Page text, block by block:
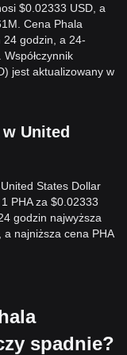
$0.02333 USD, a
Cena Phala
24 godzin, a 24-
jest aktualizowany w
United
States Dollar
PHA za $0.02333
godzin najwyższa
a najniższa cena PHA
spadnie?